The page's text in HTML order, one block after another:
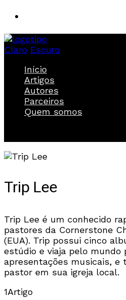
Claro Escuro
Início
Artigos
Autores
Parceiros
Quem somos
Trip Lee
Trip Lee é um conhecido
pastores da Cornerstone
(EUA). Trip possui cinco
estúdio e viaja pelo mundo
apresentações musicais, e
pastor em sua igreja local.
1Artigo